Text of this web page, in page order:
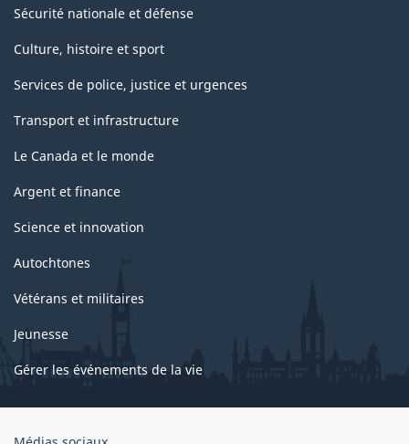
Sécurité nationale et défense
Culture, histoire et sport
Services de police, justice et urgences
Transport et infrastructure
Le Canada et le monde
Argent et finance
Science et innovation
Autochtones
Vétérans et militaires
Jeunesse
Gérer les événements de la vie
Organisation